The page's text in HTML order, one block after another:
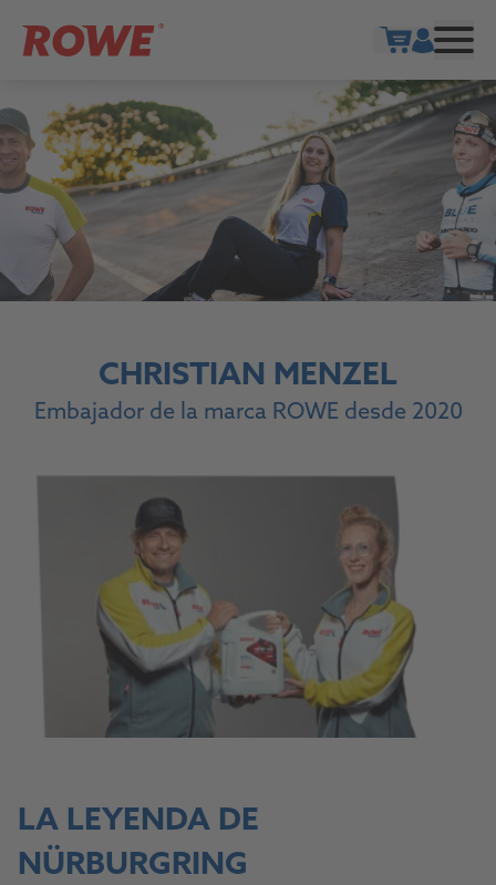
CHRISTIAN MENZEL
Embajador de la marca ROWE desde 2020
LA LEYENDA DE
NÜRBURGRING